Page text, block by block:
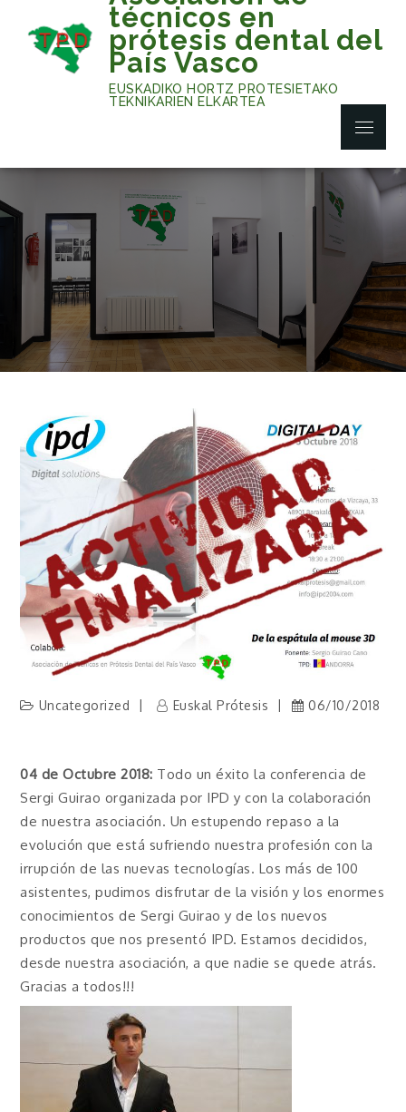
content
técnicos en
prótesis dental del
País Vasco
EUSKADIKO HORTZ PROTESIETAKO
TEKNIKARIEN ELKARTEA
Menu
Uncategorized Euskal Prótesis 06/10/2018
04 de Octubre 2018: Todo un éxito la conferencia de
Sergi Guirao organizada por IPD y con la colaboración
de nuestra asociación. Un estupendo repaso a la
evolución que está sufriendo nuestra profesión con la
irrupción de las nuevas tecnologías. Los más de 100
asistentes, pudimos disfrutar de la visión y los enormes
conocimientos de Sergi Guirao y de los nuevos
productos que nos presentó IPD. Estamos decididos,
desde nuestra asociación, a que nadie se quede atrás.
Gracias a todos!!!